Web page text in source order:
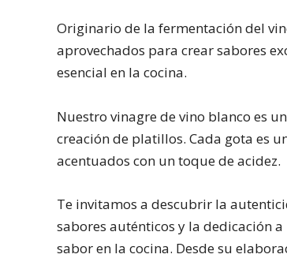
Originario de la fermentación del
aprovechados para crear sabores
esencial en la cocina.
Nuestro vinagre de vino blanco es
creación de platillos. Cada gota es
acentuados con un toque de acidez.
Te invitamos a descubrir la
sabores auténticos y la dedicación
sabor en la cocina. Desde su